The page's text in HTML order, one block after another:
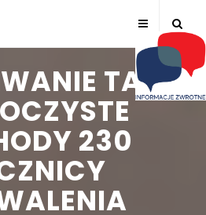
TAGU:
230